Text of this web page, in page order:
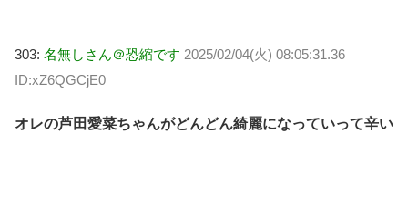
303: 名無しさん＠恐縮です 2025/02/04(火) 08:05:31.36
ID:xZ6QGCjE0
オレの芦田愛菜ちゃんがどんどん綺麗になっていって辛い